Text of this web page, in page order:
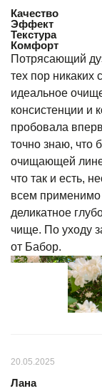
Качество
Эффект
Текстура
Комфорт
Потрясающий
тех пор никаких
идеальное
консистенции и
пробовала
точно знаю, что
очищающей
что так и есть,
всем применимо
деликатное
чище. По уходу
от Бабор.
20.05.2025
Лана